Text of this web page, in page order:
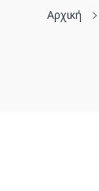
Αρχική